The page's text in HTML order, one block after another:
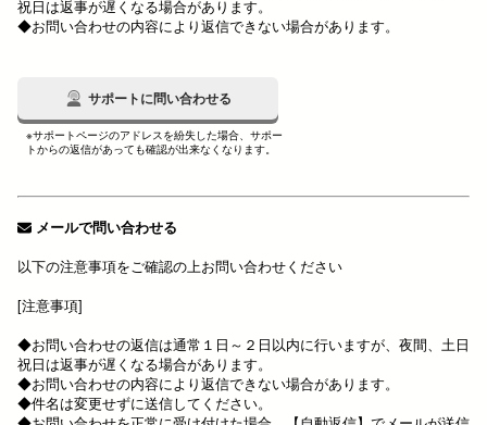
祝日は返事が遅くなる場合があります。
◆お問い合わせの内容により返信できない場合があります。
サポートに問い合わせる
※サポートページのアドレスを紛失した場合、サポー
トからの返信があっても確認が出来なくなります。
メールで問い合わせる
以下の注意事項をご確認の上お問い合わせください
[注意事項]
◆お問い合わせの返信は通常１日～２日以内に行いますが、夜間、土日
祝日は返事が遅くなる場合があります。
◆お問い合わせの内容により返信できない場合があります。
◆件名は変更せずに送信してください。